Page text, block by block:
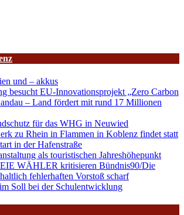
und – akkus
besucht EU-Innovationsprojekt „Zero Carbon
– Land fördert mit rund 17 Millionen
für das WHG in Neuwied
zu Rhein in Flammen in Koblenz findet statt
in der Hafenstraße
als touristischen Jahreshöhepunkt
WÄHLER kritisieren Bündnis90/Die
fehlerhaften Vorstoß scharf
Soll bei der Schulentwicklung